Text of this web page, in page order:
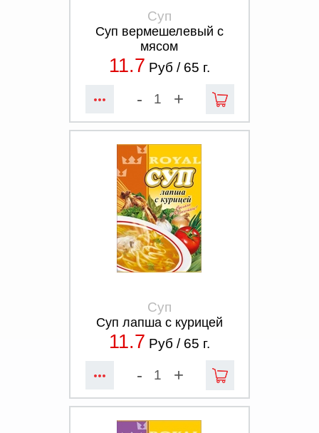
Суп
Суп вермешелевый с
мясом
11.7 Руб / 65 г.
- +
Суп
Суп лапша с курицей
11.7 Руб / 65 г.
- +